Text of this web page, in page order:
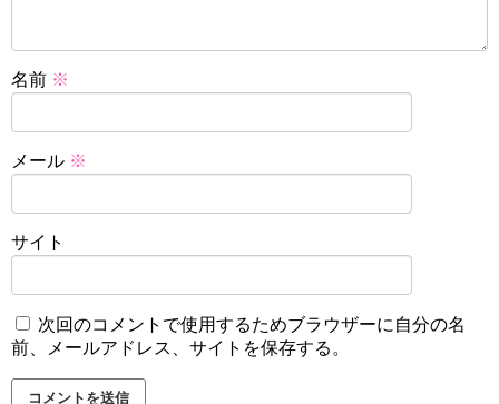
名前 ※
メール ※
サイト
次回のコメントで使用するためブラウザーに自分の名
前、メールアドレス、サイトを保存する。